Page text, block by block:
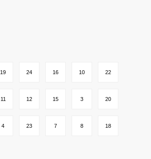
19 24 16 10 22
11 12 15 3 20
4 23 7 8 18